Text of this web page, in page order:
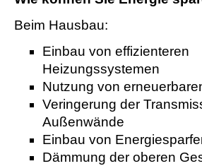
Beim Hausbau:
Einbau von effizienteren
Heizungssystemen
Nutzung von
Veringerung der
Außenwände
Einbau von
Dämmung der oberen